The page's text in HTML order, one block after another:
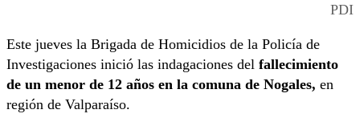
PDI
Este jueves la Brigada de Homicidios de la Policía de
Investigaciones inició las indagaciones del fallecimiento
de un menor de 12 años en la comuna de Nogales, en
región de Valparaíso.